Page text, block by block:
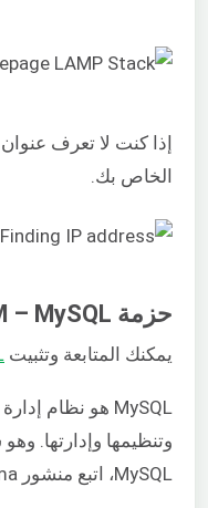
الخاص بك.
حزمة LAMP: – MySQL
يمكنك المتابعة وتثبيت
وتنظيمها وإدارتها.
MySQL، اتبع منشور CloudSigma –